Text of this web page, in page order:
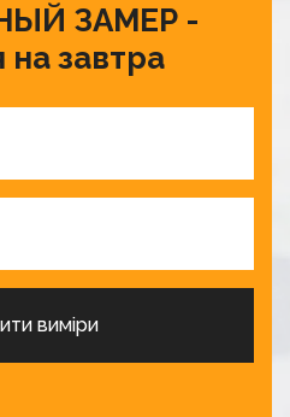
ЗАМЕР -
на завтра
виміри